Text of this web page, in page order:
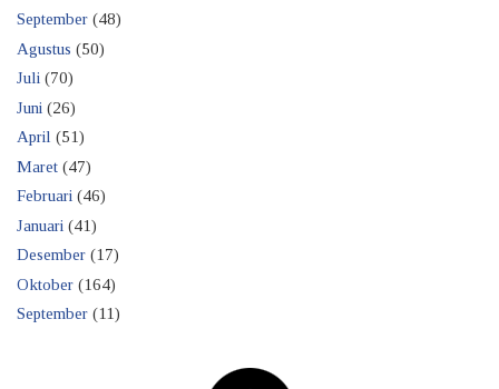
September (48)
Agustus (50)
Juli (70)
Juni (26)
April (51)
Maret (47)
Februari (46)
Januari (41)
Desember (17)
Oktober (164)
September (11)